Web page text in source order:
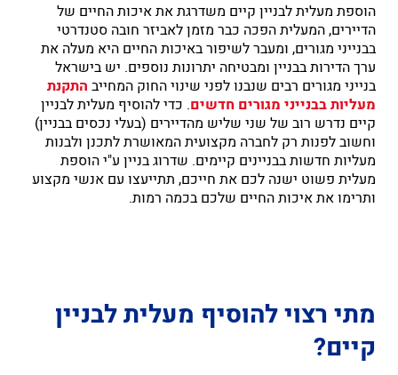
הוספת מעלית לבניין קיים משדרגת את איכות החיים של
הדיירים, המעלית הפכה כבר מזמן לאביזר חובה סטנדרטי
בבנייני מגורים, ומעבר לשיפור באיכות החיים היא מעלה את
ערך הדירות בבניין ומבטיחה יתרונות נוספים. יש בישראל
בנייני מגורים רבים שנבנו לפני שינוי החוק המחייב התקנת
מעליות בבנייני מגורים חדשים. כדי להוסיף מעלית לבניין
קיים נדרש רוב של שני שליש מהדיירים (בעלי נכסים בבניין)
וחשוב לפנות רק לחברה מקצועית המאושרת לתכנן ולבנות
מעליות חדשות בבניינים קיימים. שדרוג בניין ע"י הוספת
מעלית פשוט ישנה לכם את חייכם, תתייעצו עם אנשי מקצוע
ותרימו את איכות החיים שלכם בכמה רמות.
מתי רצוי להוסיף מעלית לבניין
קיים?